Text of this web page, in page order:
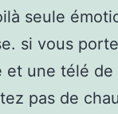
seule
si vous
et une télé de
pas de